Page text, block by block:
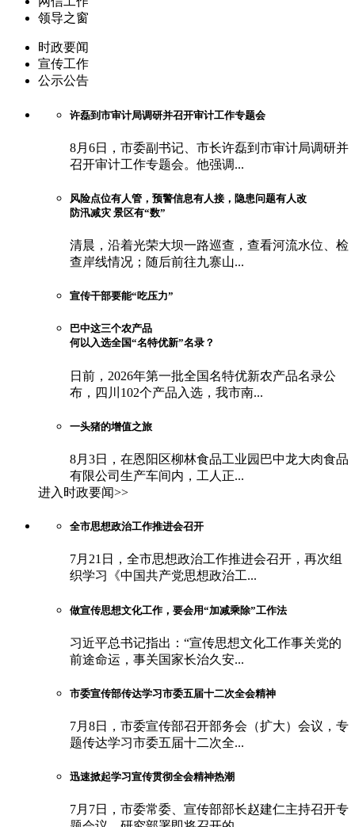
领导之窗
时政要闻
宣传工作
公示公告
许磊到市审计局调研并召开审计工作专题会
8月6日，市委副书记、市长许磊到市审计局调研并
召开审计工作专题会。他强调...
风险点位有人管，预警信息有人接，隐患问题有人改
防汛减灾 景区有“数”
清晨，沿着光荣大坝一路巡查，查看河流水位、检
查岸线情况；随后前往九寨山...
宣传干部要能“吃压力”
巴中这三个农产品
何以入选全国“名特优新”名录？
日前，2026年第一批全国名特优新农产品名录公
布，四川102个产品入选，我市南...
一头猪的增值之旅
8月3日，在恩阳区柳林食品工业园巴中龙大肉食品
有限公司生产车间内，工人正...
进入时政要闻>>
全市思想政治工作推进会召开
7月21日，全市思想政治工作推进会召开，再次组
织学习《中国共产党思想政治工...
做宣传思想文化工作，要会用“加减乘除”工作法
习近平总书记指出：“宣传思想文化工作事关党的
前途命运，事关国家长治久安...
市委宣传部传达学习市委五届十二次全会精神
7月8日，市委宣传部召开部务会（扩大）会议，专
题传达学习市委五届十二次全...
迅速掀起学习宣传贯彻全会精神热潮
7月7日，市委常委、宣传部部长赵建仁主持召开专